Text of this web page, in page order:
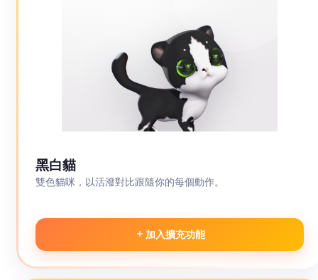
黑白貓
雙色貓咪，以活潑對比跟隨你的每個動作。
加入擴充功能